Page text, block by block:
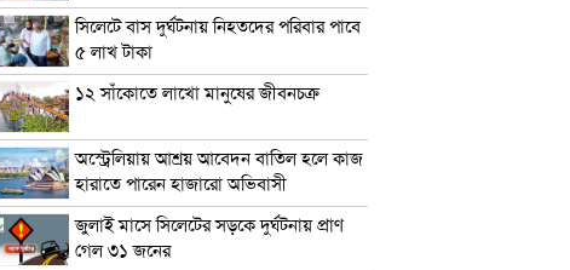
সিলেটে বাস দুর্ঘটনায় নিহতদের পরিবার পাবে
৫ লাখ টাকা
১২ সাঁকোতে লাখো মানুষের জীবনচক্র
অস্ট্রেলিয়ায় আশ্রয় আবেদন বাতিল হলে কাজ
হারাতে পারেন হাজারো অভিবাসী
জুলাই মাসে সিলেটের সড়কে দুর্ঘটনায় প্রাণ
গেল ৩১ জনের